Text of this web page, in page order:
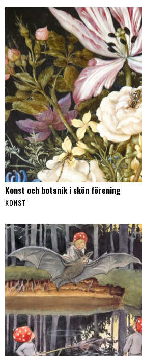
Konst och botanik i skön förening
KONST